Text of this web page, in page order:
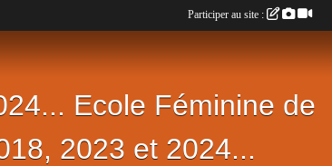
Ecole Féminine de
2023 et 2024...
Participer au site :